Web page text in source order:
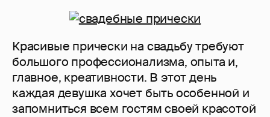
Красивые прически на свадьбу требуют
большого профессионализма, опыта и,
главное, креативности. В этот день
каждая девушка хочет быть особенной и
запомниться всем гостям своей красотой